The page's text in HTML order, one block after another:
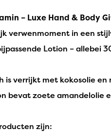
Society– Luxe Hand & Body
verwenmoment in een
Lotion – allebei
is verrijkt met kokosolie
bevat zoete amandelolie
zijn: